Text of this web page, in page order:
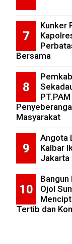
Kunker
Bersama
Masyarakat
Angota
Kalbar
Jakarta
Ojol
Tertib dan